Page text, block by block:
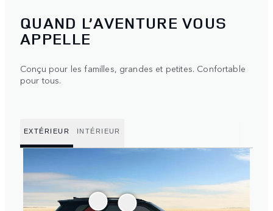
QUAND L’AVENTURE VOUS
APPELLE
Conçu pour les familles, grandes et petites. Confortable
pour tous.
EXTÉRIEUR INTÉRIEUR